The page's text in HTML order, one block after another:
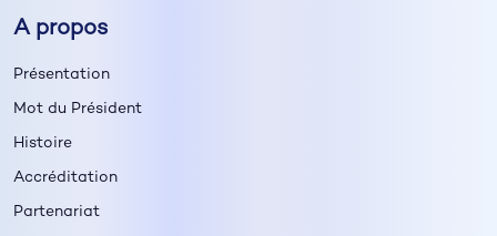
A propos
Présentation
Mot du Président
Histoire
Accréditation
Partenariat